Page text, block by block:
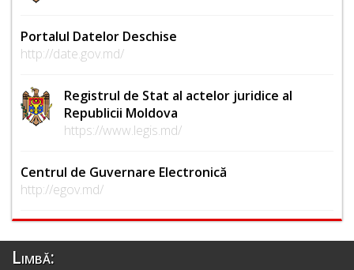
Portalul Datelor Deschise
http://date.gov.md/
Registrul de Stat al actelor juridice al
Republicii Moldova
https://www.legis.md/
Centrul de Guvernare Electronică
http://egov.md/
Limbă: